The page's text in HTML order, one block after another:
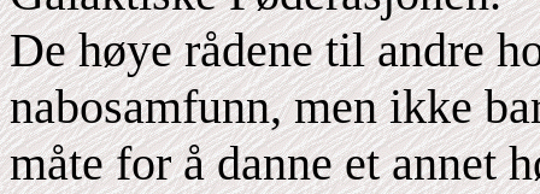
De høye rådene til andre
nabosamfunn, men ikke
måte for å danne et annet